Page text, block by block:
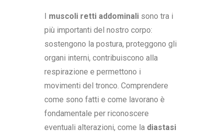
I muscoli retti addominali sono tra i
più importanti del nostro corpo:
sostengono la postura, proteggono gli
organi interni, contribuiscono alla
respirazione e permettono i
movimenti del tronco. Comprendere
come sono fatti e come lavorano è
fondamentale per riconoscere
eventuali alterazioni, come la diastasi